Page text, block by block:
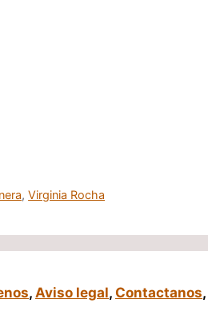
,Virginia Rocha
, Aviso legal, Contactanos,